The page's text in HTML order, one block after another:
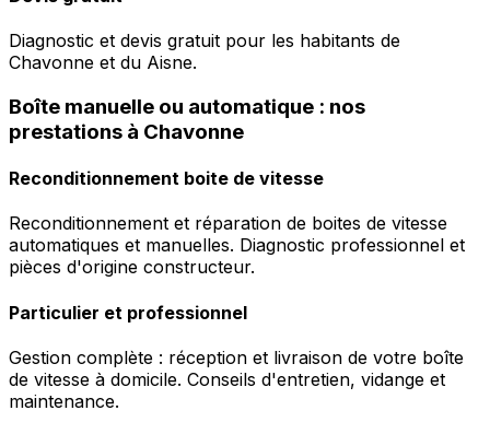
Diagnostic et devis gratuit pour les habitants de
Chavonne et du Aisne.
Boîte manuelle ou automatique : nos
prestations à Chavonne
Reconditionnement boite de vitesse
Reconditionnement et réparation de boites de vitesse
automatiques et manuelles. Diagnostic professionnel et
pièces d'origine constructeur.
Particulier et professionnel
Gestion complète : réception et livraison de votre boîte
de vitesse à domicile. Conseils d'entretien, vidange et
maintenance.